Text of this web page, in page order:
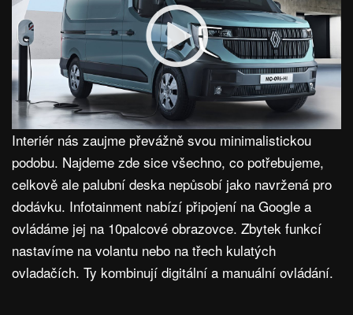
Interiér nás zaujme převážně svou minimalistickou
podobu. Najdeme zde sice všechno, co potřebujeme,
celkově ale palubní deska nepůsobí jako navržená pro
dodávku. Infotainment nabízí připojení na Google a
ovládáme jej na 10palcové obrazovce. Zbytek funkcí
nastavíme na volantu nebo na třech kulatých
ovladačích. Ty kombinují digitální a manuální ovládání.